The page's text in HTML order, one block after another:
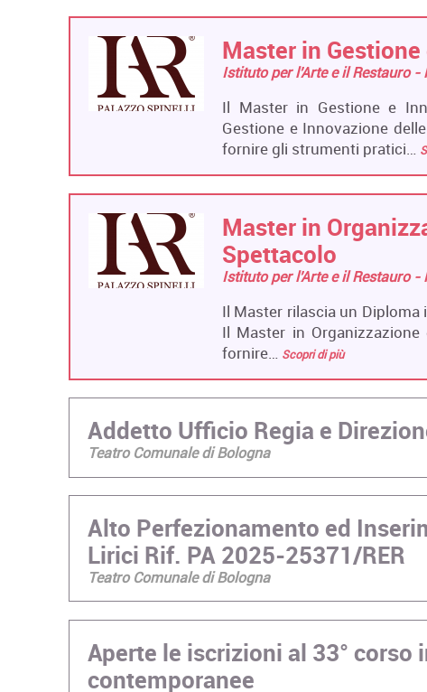
Master in
Istituto per l'Arte e il Restauro -
Il Master in Gestione e
Gestione e Innovazione
fornire gli strumenti pratici…
Master in
Spettacolo
Istituto per l'Arte e il Restauro -
Il Master rilascia un Diploma
Il Master in
fornire… Scopri di più
Addetto Ufficio Regia e
Teatro Comunale di Bologna
Alto Perfezionamento ed
Lirici Rif. PA 2025-25371/RER
Teatro Comunale di Bologna
Aperte le iscrizioni al 33°
contemporanee